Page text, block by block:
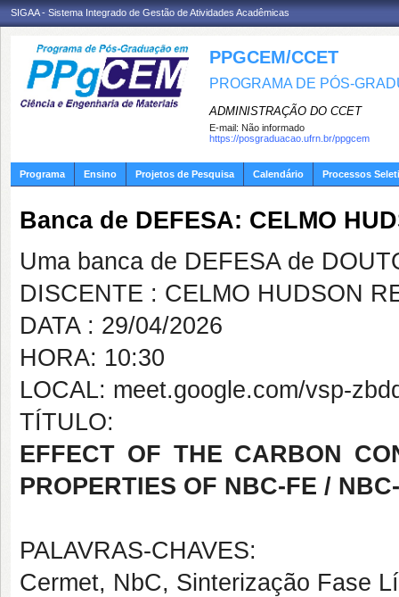
SIGAA - Sistema Integrado de Gestão de Atividades Acadêmicas
PPGCEM/CCET
PROGRAMA DE PÓS-
ADMINISTRAÇÃO DO CCET
E-mail: Não informado
https://posgraduacao.ufrn.br/ppgcem
Programa Ensino Projetos de Pesquisa Calendário Processos
Banca de DEFESA: CELMO
Uma banca de DEFESA de
DISCENTE : CELMO HUDSON
DATA : 29/04/2026
HORA: 10:30
LOCAL: meet.google.com/vsp-
TÍTULO:
EFFECT OF THE CARBON
PROPERTIES OF NBC-FE /
PALAVRAS-CHAVES:
Cermet, NbC, Sinterização Fase